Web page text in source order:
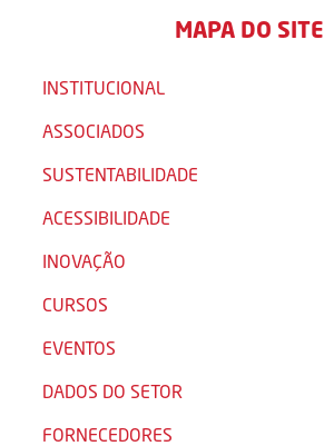
MAPA DO SITE
INSTITUCIONAL
ASSOCIADOS
SUSTENTABILIDADE
ACESSIBILIDADE
INOVAÇÃO
CURSOS
EVENTOS
DADOS DO SETOR
FORNECEDORES